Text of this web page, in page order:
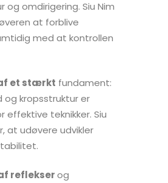
og omdirigering. Siu Nim
at forblive
med at kontrollen
et stærkt fundament:
og kropsstruktur er
effektive teknikker. Siu
at udøvere udvikler
reflekserog